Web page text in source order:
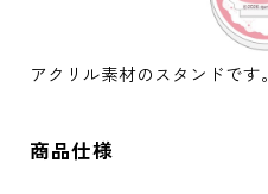
アクリル素材のスタンドです。
商品仕様